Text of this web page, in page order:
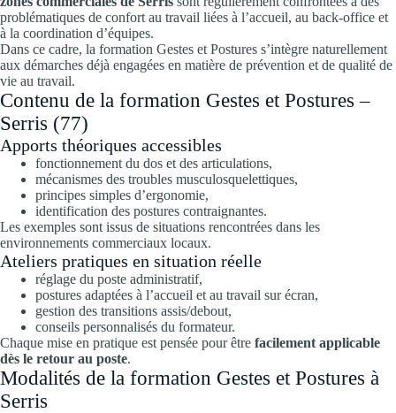
problématiques de confort au travail liées à l’accueil, au back-office et
à la coordination d’équipes.
Dans ce cadre, la formation Gestes et Postures s’intègre naturellement
aux démarches déjà engagées en matière de prévention et de qualité de
vie au travail.
Contenu de la formation Gestes et Postures –
Serris (77)
Apports théoriques accessibles
fonctionnement du dos et des articulations,
mécanismes des troubles musculosquelettiques,
principes simples d’ergonomie,
identification des postures contraignantes.
Les exemples sont issus de situations rencontrées dans les
environnements commerciaux locaux.
Ateliers pratiques en situation réelle
réglage du poste administratif,
postures adaptées à l’accueil et au travail sur écran,
gestion des transitions assis/debout,
conseils personnalisés du formateur.
Chaque mise en pratique est pensée pour être facilement applicable
dès le retour au poste.
Modalités de la formation Gestes et Postures à
Serris